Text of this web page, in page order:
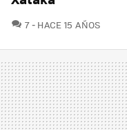
7COMENTARIOS
HACE 15 AÑOS